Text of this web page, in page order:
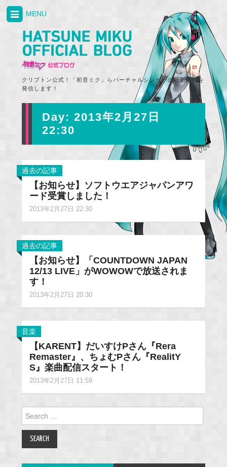
クリプトン公式！「初音ミク」らバーチャルシンガーの最新情報を
発信します！
MENU
Day: 2013年2月27日
22:30
過去の記事
【お知らせ】ソフトウエアジャパンアワ
ード受賞しました！
2013年2月27日 22:30
過去の記事
【お知らせ】「COUNTDOWN JAPAN
12/13 LIVE」がWOWOWで放送されま
す！
2013年2月27日 20:30
音楽
【KARENT】だいすけPさん『Rera
Remaster』、ちょむPさん『RealitY
S』楽曲配信スタート！
2013年2月27日 11:59
Search
for: